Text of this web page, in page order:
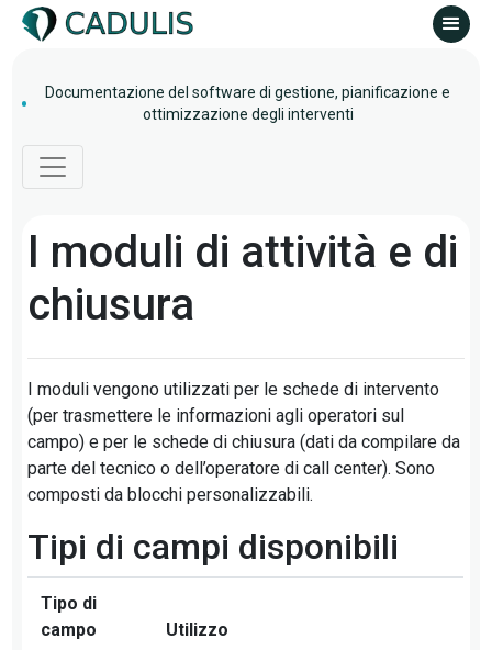
Documentazione del software di gestione, pianificazione e
ottimizzazione degli interventi
I moduli di attività e di
chiusura
I moduli vengono utilizzati per le schede di intervento
(per trasmettere le informazioni agli operatori sul
campo) e per le schede di chiusura (dati da compilare da
parte del tecnico o dell’operatore di call center). Sono
composti da blocchi personalizzabili.
Tipi di campi disponibili
Tipo di
campo
Utilizzo